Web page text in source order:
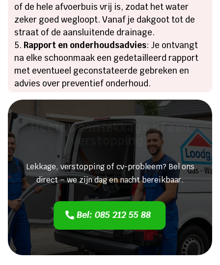
of de hele afvoerbuis vrij is, zodat het water
zeker goed wegloopt. Vanaf je dakgoot tot de
straat of de aansluitende drainage.
Rapport en onderhoudsadvies: Je ontvangt
na elke schoonmaak een gedetailleerd rapport
met eventueel geconstateerde gebreken en
advies over preventief onderhoud.
Heeft u een lekkage of een
verstopping?
Lekkage, verstopping of cv-probleem? Bel ons
direct – we zijn dag en nacht bereikbaar.
Bel: 085 212 55 88